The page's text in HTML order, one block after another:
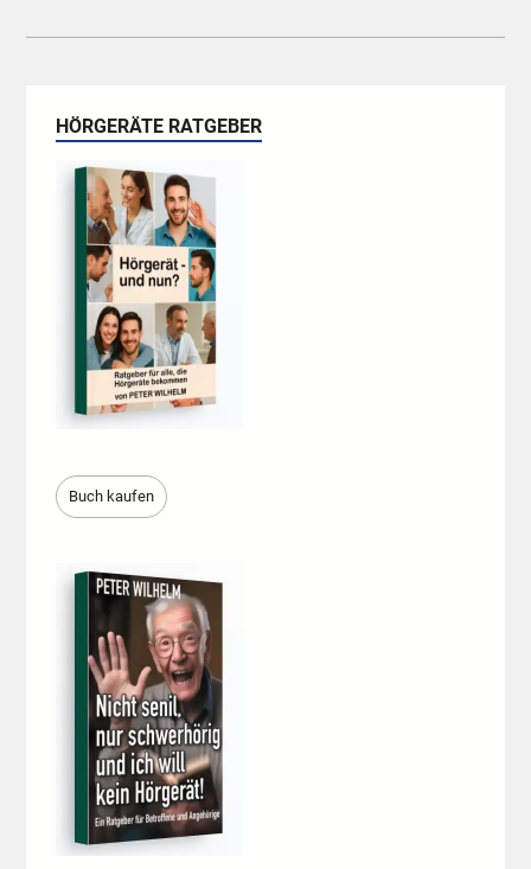
HÖRGERÄTE RATGEBER
Buch kaufen